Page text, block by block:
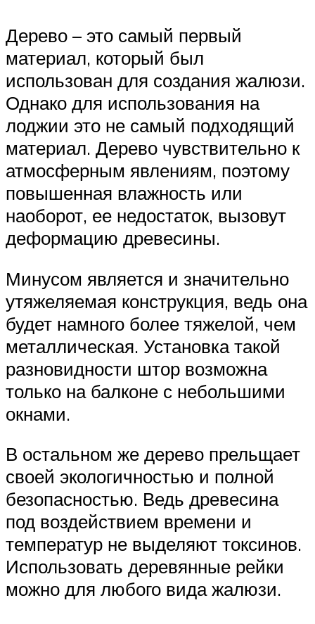
Дерево – это самый первый
материал, который был
использован для создания жалюзи.
Однако для использования на
лоджии это не самый подходящий
материал. Дерево чувствительно к
атмосферным явлениям, поэтому
повышенная влажность или
наоборот, ее недостаток, вызовут
деформацию древесины.
Минусом является и значительно
утяжеляемая конструкция, ведь она
будет намного более тяжелой, чем
металлическая. Установка такой
разновидности штор возможна
только на балконе с небольшими
окнами.
В остальном же дерево прельщает
своей экологичностью и полной
безопасностью. Ведь древесина
под воздействием времени и
температур не выделяют токсинов.
Использовать деревянные рейки
можно для любого вида жалюзи.